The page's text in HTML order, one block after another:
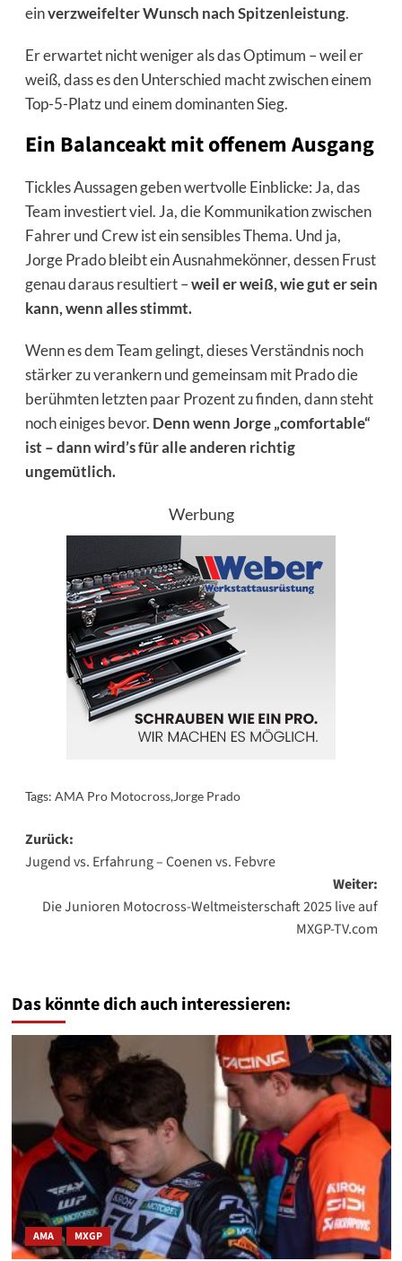
einverzweifelter Wunsch nach Spitzenleistung.
Er erwartet nicht weniger als das Optimum – weil er
weiß, dass es den Unterschied macht zwischen einem
Top-5-Platz und einem dominanten Sieg.
Ein Balanceakt mit offenem Ausgang
Tickles Aussagen geben wertvolle Einblicke: Ja, das
Team investiert viel. Ja, die Kommunikation zwischen
Fahrer und Crew ist ein sensibles Thema. Und ja,
Jorge Prado bleibt ein Ausnahmekönner, dessen Frust
genau daraus resultiert –weil er weiß, wie gut er sein
kann, wenn alles stimmt.
Wenn es dem Team gelingt, dieses Verständnis noch
stärker zu verankern und gemeinsam mit Prado die
berühmten letzten paar Prozent zu finden, dann steht
noch einiges bevor. Denn wenn Jorge „comfortable“
ist – dann wird’s für alle anderen richtig
ungemütlich.
Werbung
Tags: AMA Pro Motocross,Jorge Prado
Beitragsnavigation
Zurück:
Jugend vs. Erfahrung – Coenen vs. Febvre
Weiter:
Die Junioren Motocross-Weltmeisterschaft 2025 live auf
MXGP-TV.com
Das könnte dich auch interessieren:
AMA MXGP